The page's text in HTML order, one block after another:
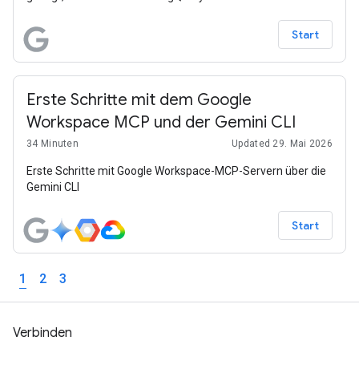
integrierten Google Workspace-Diensten: Google Tabellen
und Google Präsentationen. Der Zweck dieser Beispiel-App
besteht darin, Nutzenden zu zeigen, dass sie die letzte
Phase automatisieren können, von der Big-Data-Analyse bis
hin zur Folienpräsentation, und das alles in einem (relativ)
kurzen Code-Snippet.
Start
Erste Schritte mit dem Google
Workspace MCP und der Gemini CLI
34 Minuten Updated 29. Mai 2026
Erste Schritte mit Google Workspace-MCP-Servern über die
Gemini CLI
Start
1 2 3
Verbinden